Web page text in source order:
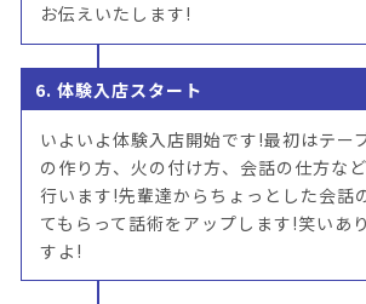
お伝えいたします!
6. 体験入店スタート
いよいよ体験入店開始です!最初はテー
の作り方、火の付け方、会話の仕方な
行います!先輩達からちょっとした会話
てもらって話術をアップします!笑いあ
すよ!